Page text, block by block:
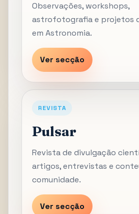
Observações, workshops,
astrofotografia e projetos
em Astronomia.
Ver secção
REVISTA
Pulsar
Revista de divulgação
artigos, entrevistas e
comunidade.
Ver secção